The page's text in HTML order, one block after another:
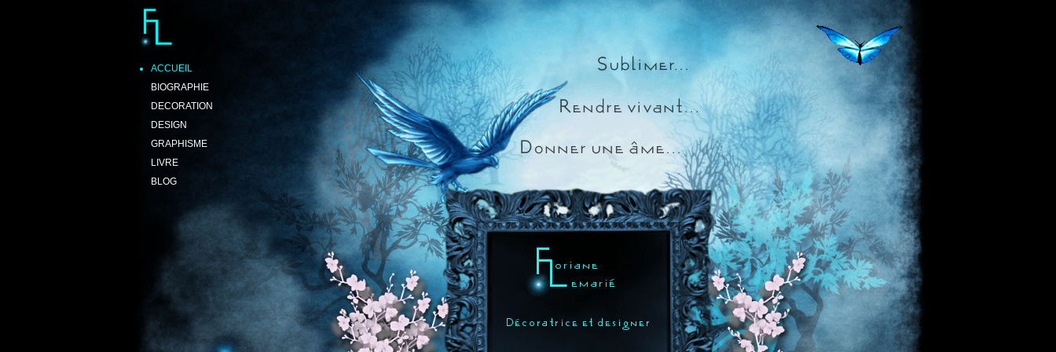
Floriane Lemarié
Décoratrice et Designer
Rendre vivant
Donner une âme
ACCUEIL
BIOGRAPHIE
DECORATION
DESIGN
GRAPHISME
LIVRE
BLOG